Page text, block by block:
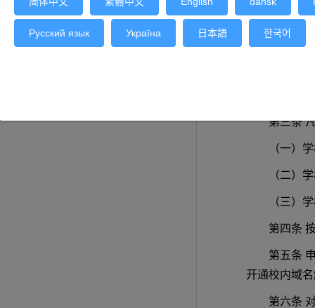
Русский язык Україна 日本語 한국어
第二条
科研单位、
第三条
（一）
（二）
（三）
第四条
第五条
开通校内域
第六条